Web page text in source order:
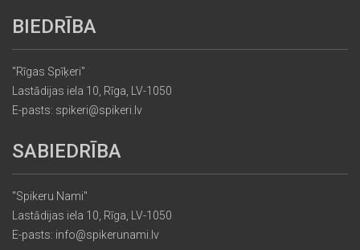
BIEDRĪBA
"Rīgas Spīķeri"
Lastādijas iela 10, Rīga, LV-1050
E-pasts: spikeri@spikeri.lv
SABIEDRĪBA
"Spikeru Nami"
Lastādijas iela 10, Rīga, LV-1050
E-pasts: info@spikerunami.lv